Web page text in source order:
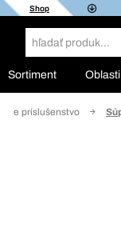
Shop
Sortiment
príslušenstvo